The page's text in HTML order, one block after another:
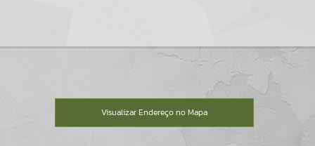
Visualizar Endereço no Mapa